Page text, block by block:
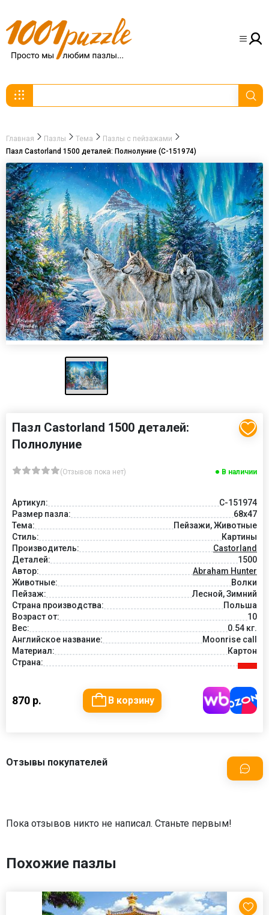
Главная Пазлы Тема
Пазлы с пейзажами
Пазл Castorland 1500 деталей: Полнолуние (C-151974)
Пазл Castorland 1500 деталей:
Полнолуние
(Отзывов пока нет) В наличии
Артикул:
C-151974
Размер пазла:
68x47
Тема:
Пейзажи, Животные
Стиль:
Картины
Производитель:
Castorland
Деталей:
1500
Автор:
Abraham Hunter
Животные:
Волки
Пейзаж:
Лесной, Зимний
Страна производства:
Польша
Возраст от:
10
Вес:
0.54 кг.
Английское название:
Moonrise call
Материал:
Картон
Страна:
870 р. В корзину
Отзывы покупателей
Пока отзывов никто не написал. Станьте первым!
Похожие пазлы